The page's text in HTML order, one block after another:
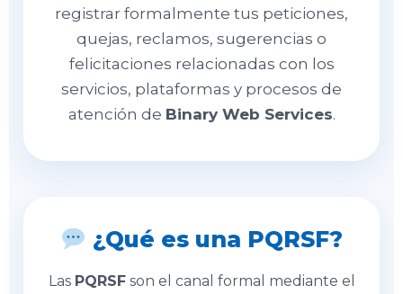
registrar formalmente tus peticiones,
quejas, reclamos, sugerencias o
felicitaciones relacionadas con los
servicios, plataformas y procesos de
atención de Binary Web Services.
¿Qué es una PQRSF?
Las PQRSFson el canal formal mediante el